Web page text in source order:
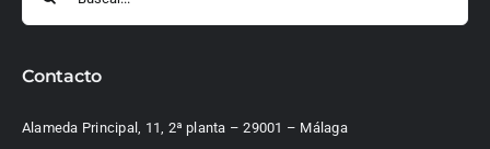
Contacto
Alameda Principal, 11, 2ª planta – 29001 – Málaga